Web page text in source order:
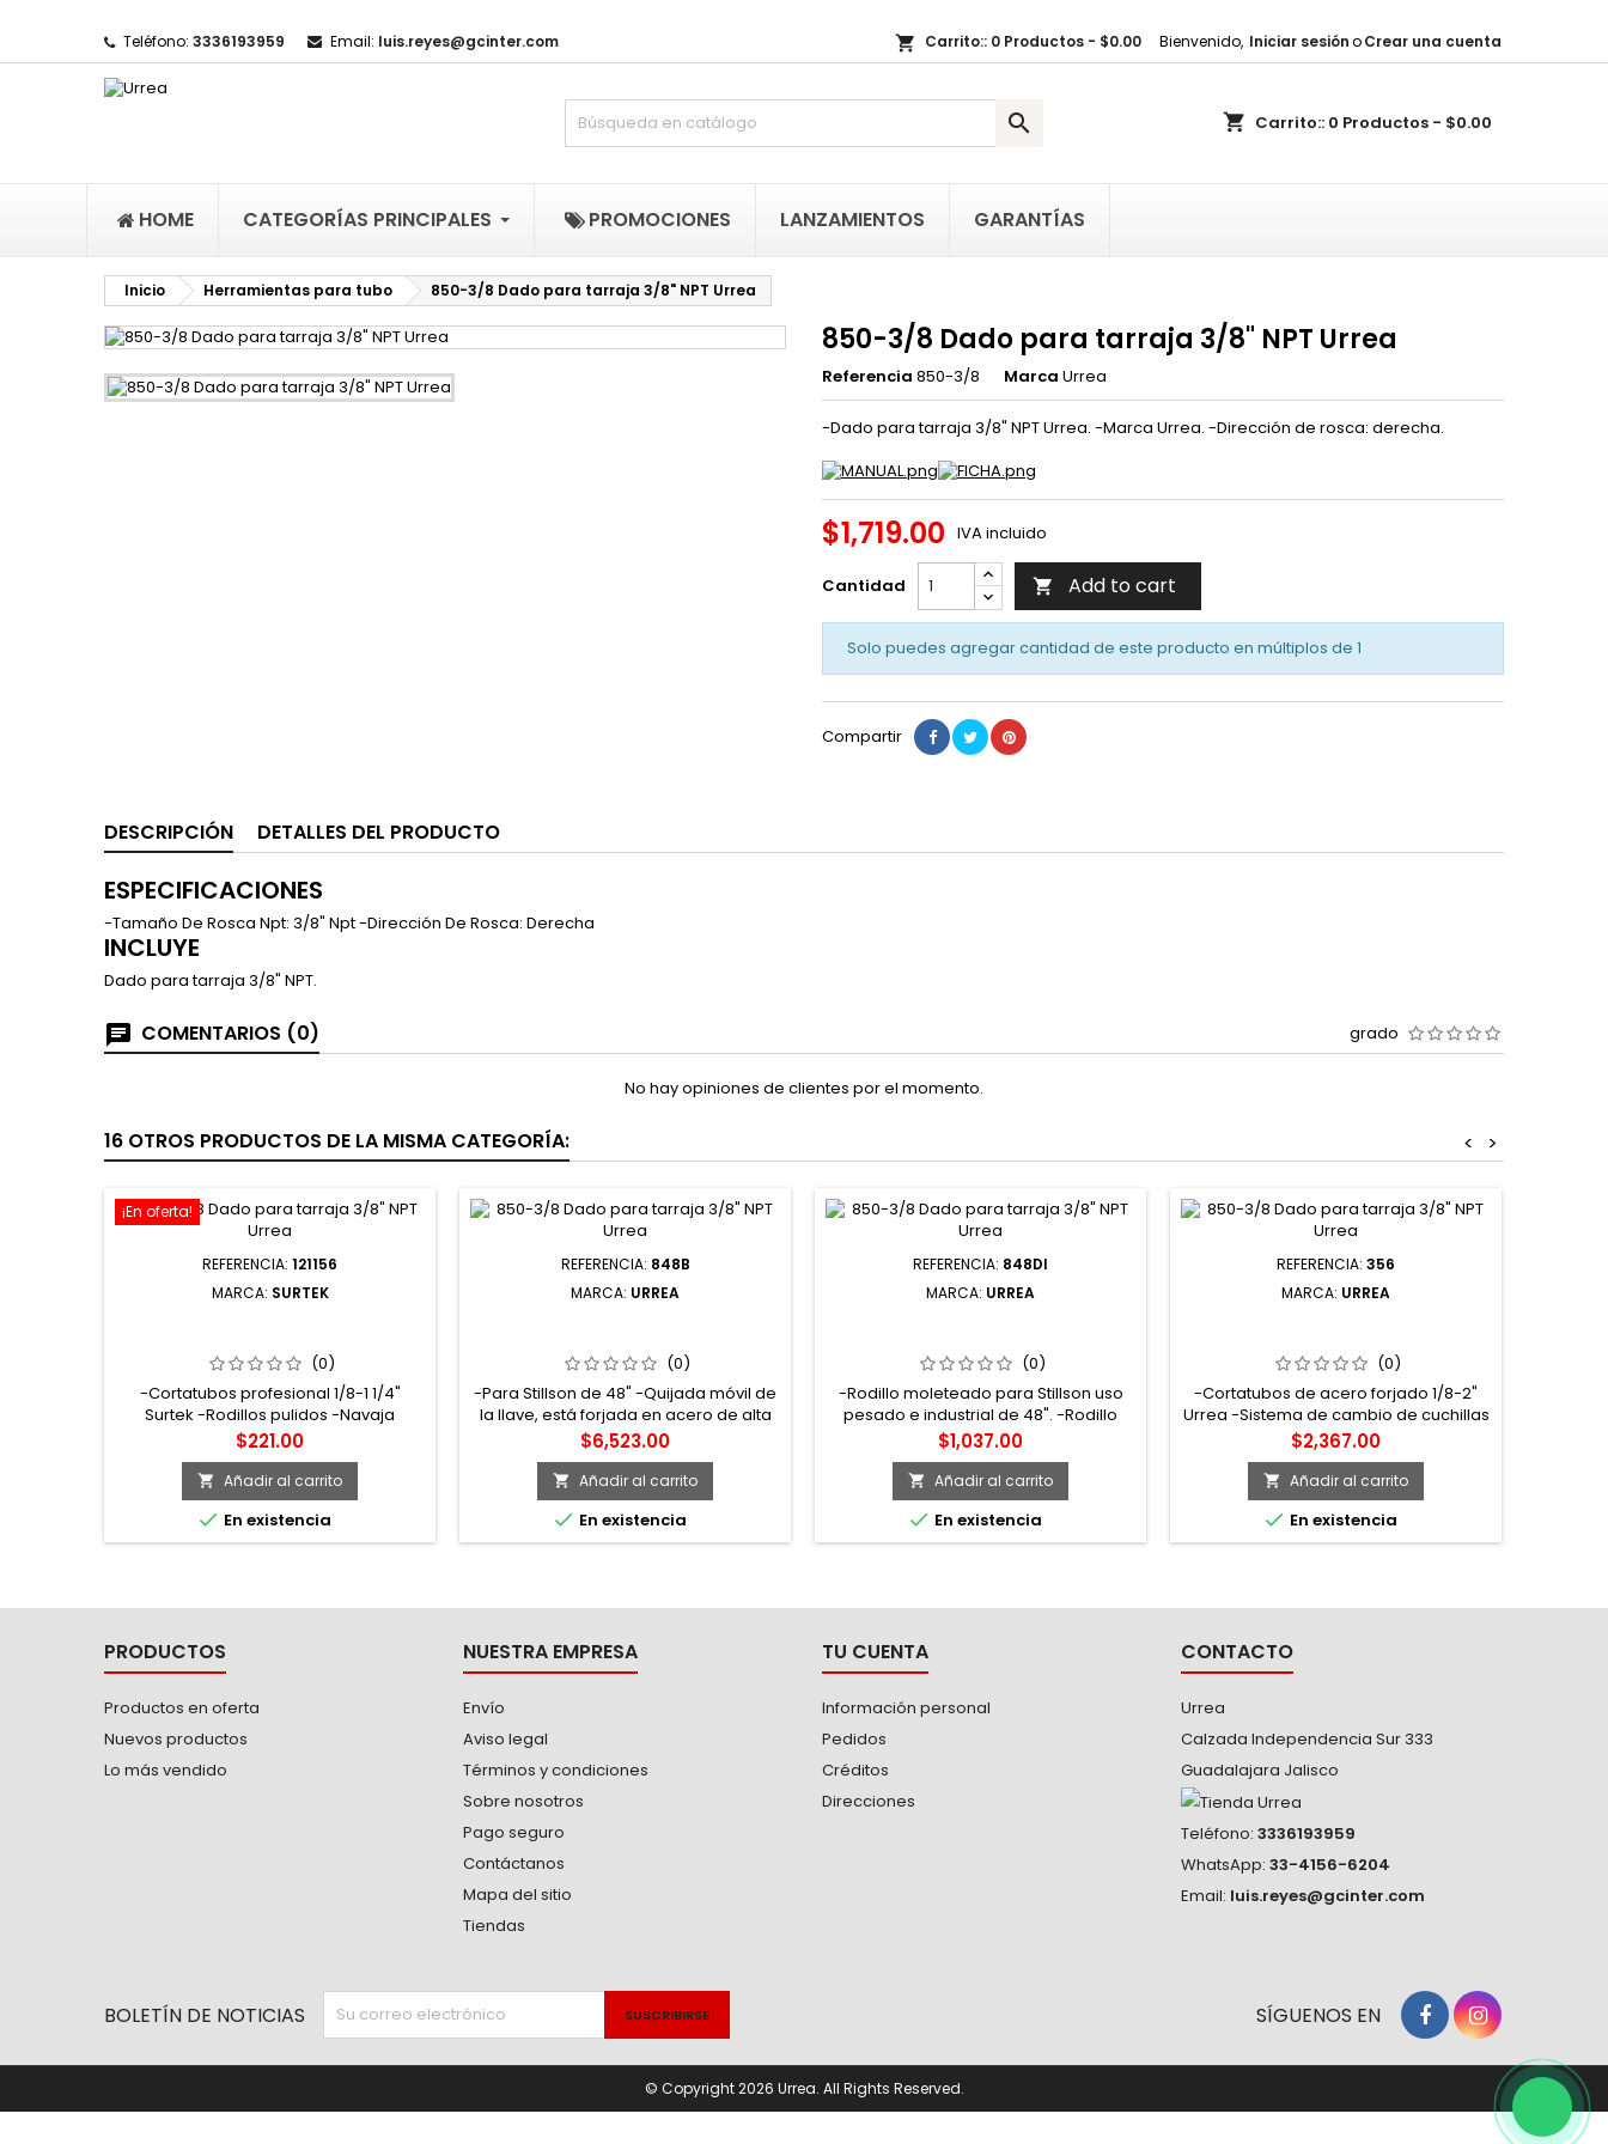
Teléfono: 3336193959 Email: luis.reyes@gcinter.com Bienvenido, Iniciar sesiónoCrear una cuenta
shopping_cart Carrito:: 0 Productos - $0.00
shopping_cart Carrito:: 0 Productos - $0.00

HOME CATEGORÍAS PRINCIPALES PROMOCIONES LANZAMIENTOS GARANTÍAS
Inicio Herramientas para tubo 850-3/8 Dado para tarraja 3/8" NPT Urrea
850-3/8 Dado para tarraja 3/8" NPT Urrea
Referencia 850-3/8 Marca Urrea
-Dado para tarraja 3/8" NPT Urrea. -Marca Urrea. -Dirección de rosca: derecha.
$1,719.00 IVA incluido
Cantidad  Add to cart
Solo puedes agregar cantidad de este producto en múltiplos de 1
Compartir
DESCRIPCIÓN DETALLES DEL PRODUCTO
ESPECIFICACIONES
-Tamaño De Rosca Npt: 3/8" Npt -Dirección De Rosca: Derecha
INCLUYE
Dado para tarraja 3/8" NPT.
COMENTARIOS (0) grado
No hay opiniones de clientes por el momento.
16 OTROS PRODUCTOS DE LA MISMA CATEGORÍA: >
<
¡En oferta!
REFERENCIA: 121156
MARCA: SURTEK
(0)
-Cortatubos profesional 1/8-1 1/4"
Surtek -Rodillos pulidos -Navaja
telescópica -Disponibles repuestos de
cuchillas -Diseño estructural
Precio
$221.00
 Añadir al carrito
 En existencia
REFERENCIA: 848B
MARCA: URREA
(0)
-Para Stillson de 48" -Quijada móvil de
la llave, está forjada en acero de alta
calidad, los maquinados son de alta
precisión lo que permite un suave
deslizamiento dentro de la rosca del
rodillo moleteado -Esta parte es
tratada térmicamente en donde los
dientes de la quijada obtienen la
Precio
$6,523.00
 Añadir al carrito
 En existencia
REFERENCIA: 848DI
MARCA: URREA
848UI 848UR URREA
(0)
-Rodillo moleteado para Stillson uso
pesado e industrial de 48". -Rodillo
moleteado. -Refacción para llave
Stillson de 48".
Precio
$1,037.00
 Añadir al carrito
 En existencia
REFERENCIA: 356
MARCA: URREA
(0)
-Cortatubos de acero forjado 1/8-2"
Urrea -Sistema de cambio de cuchillas
instantáneo sin necesidad de
herramienta. -Para tubos metálicos de
paredes gruesas. -Incluye barra de
ayuda, para mayor torque. -Los corta
tubos para hierro Urrea permiten hacer
cortes precisos y uniformes sobre
Precio
$2,367.00
 Añadir al carrito
 En existencia
PRODUCTOS
Productos en oferta
Nuevos productos
Lo más vendido
NUESTRA EMPRESA
Envío
Aviso legal
Términos y condiciones
Sobre nosotros
Pago seguro
Contáctanos
Mapa del sitio
Tiendas
TU CUENTA
Información personal
Pedidos
Créditos
Direcciones
CONTACTO
Urrea
Calzada Independencia Sur 333
Guadalajara Jalisco
Teléfono: 3336193959
WhatsApp: 33-4156-6204
Email: luis.reyes@gcinter.com
Mi lista de regalos ×
((title)) ×
((label))
((cancelText)) ((createText))
Iniciar sesión ×
Debe iniciar sesión para guardar productos en su lista de deseos.
((loginText))
BOLETÍN DE NOTICIAS SÍGUENOS EN
© Copyright 2026 Urrea. All Rights Reserved.